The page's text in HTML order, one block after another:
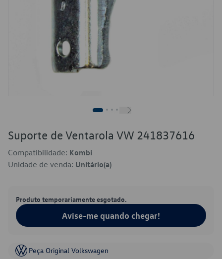
Suporte de Ventarola VW 241837616
Compatibilidade: Kombi
Unidade de venda: Unitário(a)
Produto temporariamente esgotado.
Avise-me quando chegar!
Peça Original Volkswagen